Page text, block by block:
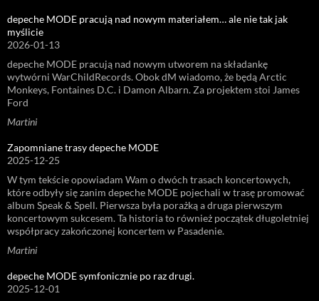
depeche MODE pracują nad nowym materiałem… ale nie tak jak
myślicie
2026-01-13
depeche MODE pracują nad nowym utworem na składankę
wytwórni WarChildRecords. Obok dM wiadomo, że będą Arctic
Monkeys, Fontaines D.C. i Damon Albarn. Za projektem stoi James
Ford
Martini
Zapomniane trasy depeche MODE
2025-12-25
W tym tekście opowiadam Wam o dwóch trasach koncertowych,
które odbyły się zanim depeche MODE pojechali w trasę promować
album Speak & Spell. Pierwsza była porażką a druga pierwszym
koncertowym sukcesem. Ta historia to również początek długoletniej
współpracy zakończonej koncertem w Pasadenie.
Martini
depeche MODE symfonicznie po raz drugi.
2025-12-01